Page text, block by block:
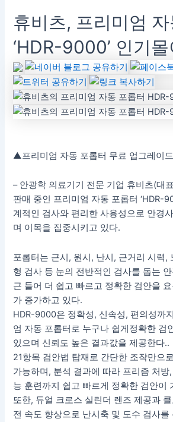
휴비츠, 프리미엄
‘HDR-9000’ 인기몰
▲프리미엄 자동 포롭터 무료 업그레이
– 안광학 의료기기 전문 기업 휴비츠(대
판매 중인 프리미엄 자동 포롭터 ‘HDR-
계적인 검사와 편리한 사용성으로 안경
며 이목을 집중시키고 있다.
포롭터는 근시, 원시, 난시, 근거리 시력,
형 검사 등 눈의 전반적인 검사를 돕는
근 들어 더 쉽고 빠르고 정확한 검안을
가 증가하고 있다.
HDR-9000은 정확성, 신속성, 편의성까
엄 자동 포롭터로 누구나 쉽게정확한 검
있으며 신뢰도 높은 결과값을 제공한다..
21항목 검안법 탑재로 간단한 조작만으
가능하며, 분석 결과에 따라 프리즘 처방
능 훈련까지 쉽고 빠르게 정확한 검안이
또한, 듀얼 크로스 실린더 렌즈 제공과
전 속도 향상으로 난시축 및 도수 검사를